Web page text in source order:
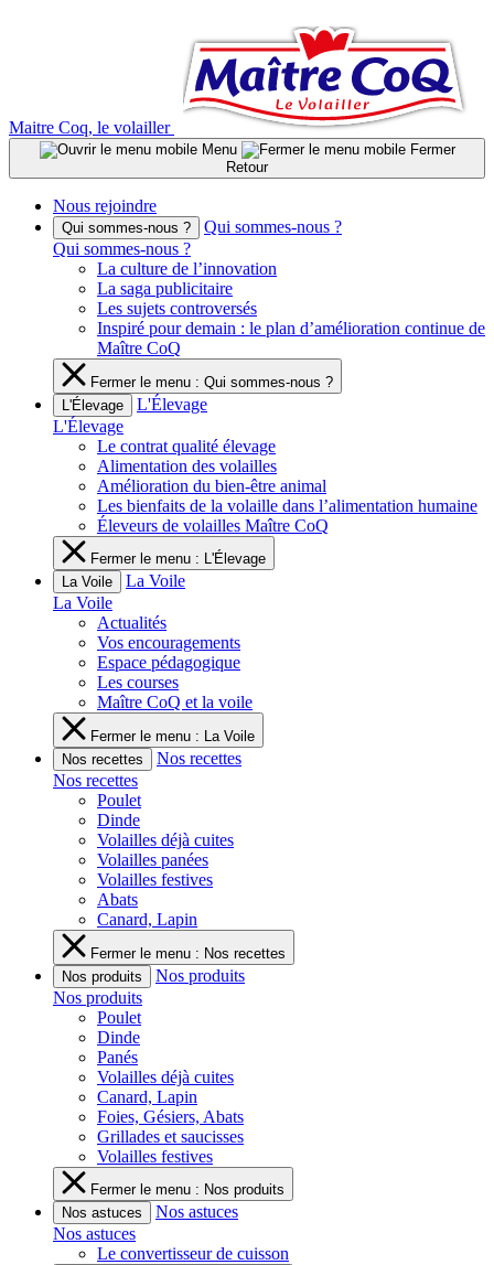
Maitre Coq, le volailler
Menu
Fermer
Retour
Nous rejoindre
Qui sommes-nous ?
Qui sommes-nous ?
Qui sommes-nous ?
La culture de l’innovation
La saga publicitaire
Les sujets controversés
Inspiré pour demain : le plan d’amélioration continue de
Maître CoQ
Fermer le menu : Qui sommes-nous ?
L'Élevage
L'Élevage
L'Élevage
Le contrat qualité élevage
Alimentation des volailles
Amélioration du bien-être animal
Les bienfaits de la volaille dans l’alimentation humaine
Éleveurs de volailles Maître CoQ
Fermer le menu : L'Élevage
La Voile
La Voile
La Voile
Actualités
Vos encouragements
Espace pédagogique
Les courses
Maître CoQ et la voile
Fermer le menu : La Voile
Nos recettes
Nos recettes
Nos recettes
Poulet
Dinde
Volailles déjà cuites
Volailles panées
Volailles festives
Abats
Canard, Lapin
Fermer le menu : Nos recettes
Nos produits
Nos produits
Nos produits
Poulet
Dinde
Panés
Volailles déjà cuites
Canard, Lapin
Foies, Gésiers, Abats
Grillades et saucisses
Volailles festives
Fermer le menu : Nos produits
Nos astuces
Nos astuces
Nos astuces
Le convertisseur de cuisson